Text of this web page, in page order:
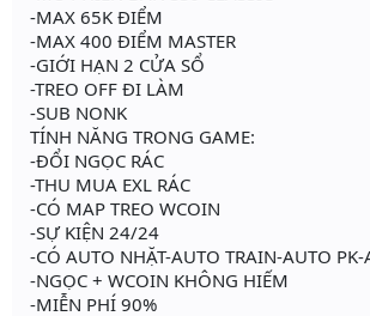
-MAX 65K ĐIỂM
-MAX 400 ĐIỂM MASTER
-GIỚI HẠN 2 CỬA SỔ
-TREO OFF ĐI LÀM
-SUB NONK
TÍNH NĂNG TRONG GAME:
-ĐỔI NGỌC RÁC
-THU MUA EXL RÁC
-CÓ MAP TREO WCOIN
-SỰ KIỆN 24/24
-CÓ AUTO NHẶT-AUTO TRAIN-AUTO
-NGỌC + WCOIN KHÔNG HIẾM
-MIỄN PHÍ 90%